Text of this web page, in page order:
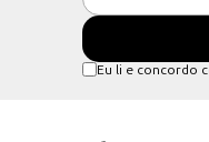
Eu li e concordo